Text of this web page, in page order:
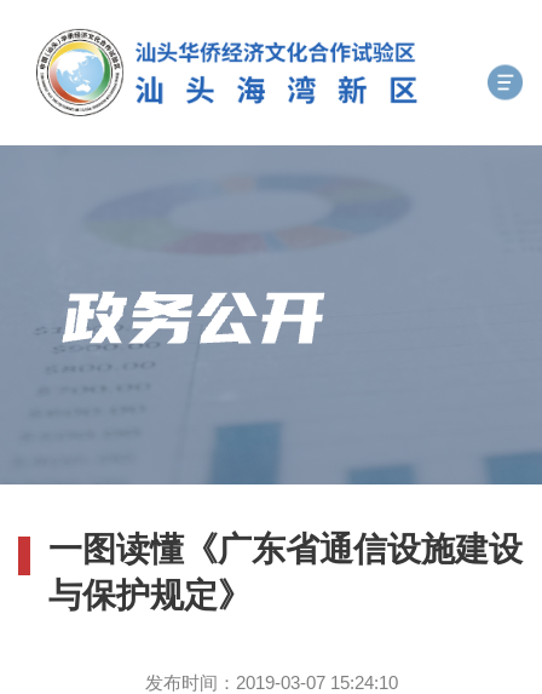
一图读懂《广东省通信设施建设
与保护规定》
发布时间： 2019-03-07 15:24:10